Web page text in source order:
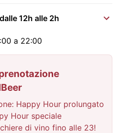
12h alle 2h
a 22:00
Happy Hour prolungato
Hour speciale
di vino fino alle 23!